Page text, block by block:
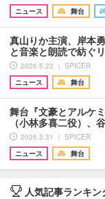
ニュース 舞台
真山りか主演、岸本
と音楽と朗読で紡ぐ
2026.5.22 ｜ SPICER
ニュース
舞台
舞台『文豪とアルケ
（小林多喜二役）
2026.3.31 ｜ SPICER
ニュース
舞台
人気記事ランキン